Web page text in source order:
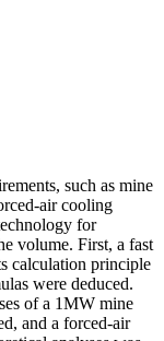
such as mine
air cooling
for
volume. First, a fast
calculation principle
were deduced.
of a 1MW mine
and a forced-air